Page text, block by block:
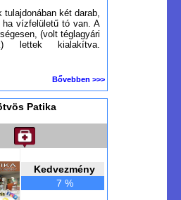
tulajdonában két darab,
ha vízfelületű tó van. A
(volt téglagyári
lettek kialakítva.
Bővebben >>>
Patika
Kedvezmény
7 %